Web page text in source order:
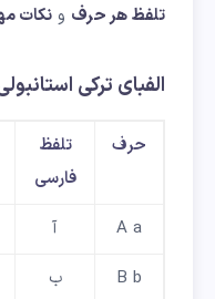
تلفظ هر حرف و نکات
الفبای ترکی استانبولی شامل
حرف
تلفظ
فارسی
A a آ
B b
ب